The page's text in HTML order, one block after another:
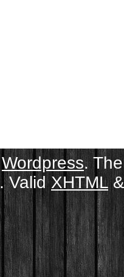
Wordpress.
. ValidXHTML